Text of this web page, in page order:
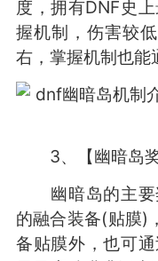
度，拥有DNF史
握机制，伤害较
右，掌握机制也能
3、【幽暗岛奖
幽暗岛的主要
的融合装备(贴膜)
备贴膜外，也可